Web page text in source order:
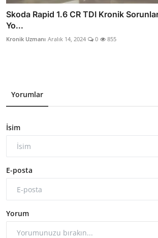
Skoda Rapid 1.6 CR TDI Kronik
Yo...
Kronik Uzmanı Aralık 14, 2024 0 855
Yorumlar
İsim
E-posta
Yorum